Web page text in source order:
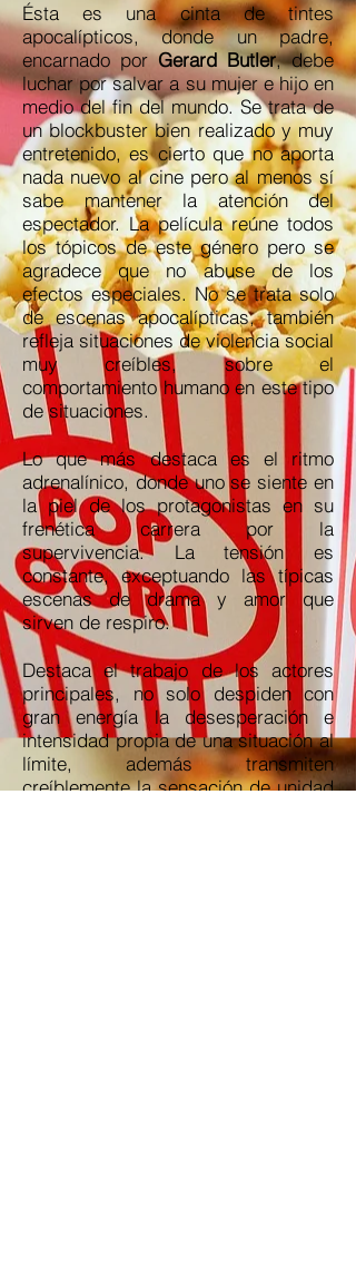
Ésta es una cinta de tintes
apocalípticos, donde un padre,
encarnado porGerard Butler, debe
luchar por salvar a su mujer e hijo en
medio del fin del mundo. Se trata de
un blockbuster bien realizado y muy
entretenido, es cierto que no aporta
nada nuevo al cine pero al menos sí
sabe mantener la atención del
espectador. La película reúne todos
los tópicos de este género pero se
agradece que no abuse de los
efectos especiales. No se trata solo
de escenas apocalípticas, también
refleja situaciones de violencia social
muy creíbles, sobre el
comportamiento humano en este tipo
de situaciones.
Lo que más destaca es el ritmo
adrenalínico, donde uno se siente en
la piel de los protagonistas en su
frenética carrera por la
supervivencia. La tensión es
constante, exceptuando las típicas
escenas de drama y amor que
sirven de respiro.
Destaca el trabajo de los actores
principales, no solo despiden con
gran energía la desesperación e
intensidad propia de una situación al
límite, además transmiten
creíblemente la sensación de unidad